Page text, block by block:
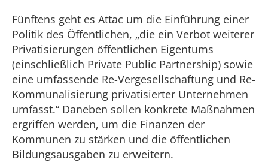
Fünftens geht es Attac um die Einführung einer
Politik des Öffentlichen, „die ein Verbot weiterer
Privatisierungen öffentlichen Eigentums
(einschließlich Private Public Partnership) sowie
eine umfassende Re-Vergesellschaftung und Re-
Kommunalisierung privatisierter Unternehmen
umfasst.“ Daneben sollen konkrete Maßnahmen
ergriffen werden, um die Finanzen der
Kommunen zu stärken und die öffentlichen
Bildungsausgaben zu erweitern.